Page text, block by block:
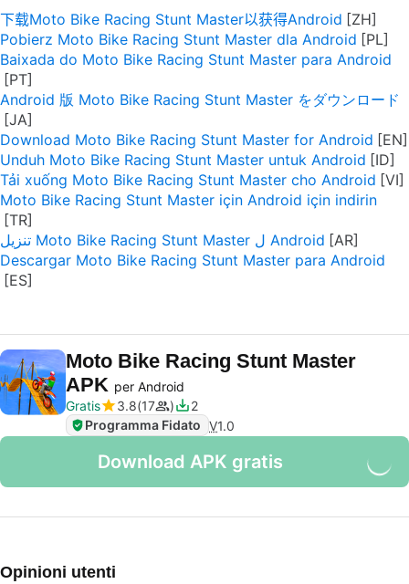
下载Moto Bike Racing Stunt Master以获得Android
Pobierz Moto Bike Racing Stunt Master dla Android
Baixada do Moto Bike Racing Stunt Master para Android
Android 版 Moto Bike Racing Stunt Master をダウンロード
Download Moto Bike Racing Stunt Master for Android
Unduh Moto Bike Racing Stunt Master untuk Android
Tải xuống Moto Bike Racing Stunt Master cho Android
Moto Bike Racing Stunt Master için Android için indirin
تنزيل Moto Bike Racing Stunt Master ل Android
Descargar Moto Bike Racing Stunt Master para Android
Moto Bike Racing Stunt Master
APK per Android
Gratis
3.8 17
2
Programma Fidato V1.0
Download APK gratis
Opinioni utenti